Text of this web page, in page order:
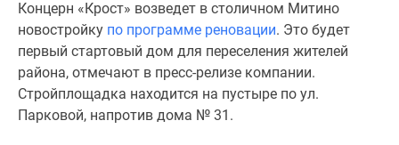
предложения
Коммерческие
помещения
Продавцы
застройщики
Концерн «Крост» возведет в столичном Митино
новостройку по программе реновации. Это будет
первый стартовый дом для переселения жителей
района, отмечают в пресс-релизе компании.
Стройплощадка находится на пустыре по ул.
Парковой, напротив дома № 31.